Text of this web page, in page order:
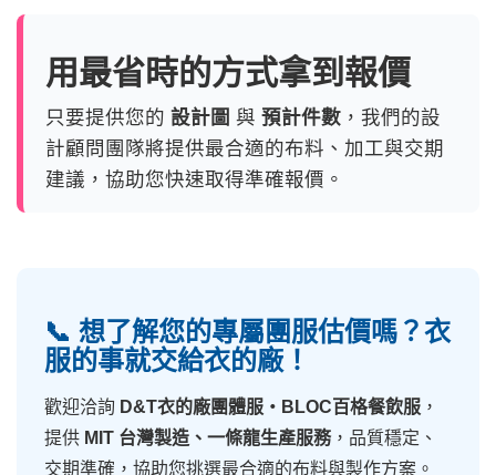
用最省時的方式拿到報價
只要提供您的 設計圖 與 預計件數 ，我們的設
計顧問團隊將提供最合適的布料、加工與交期
建議，協助您快速取得準確報價。
📞 想了解您的專屬團服估價嗎？衣
服的事就交給衣的廠！
歡迎洽詢 D&T衣的廠團體服・BLOC百格餐飲服 ，
提供 MIT 台灣製造、一條龍生產服務，品質穩定、
交期準確，協助您挑選最合適的布料與製作方案。